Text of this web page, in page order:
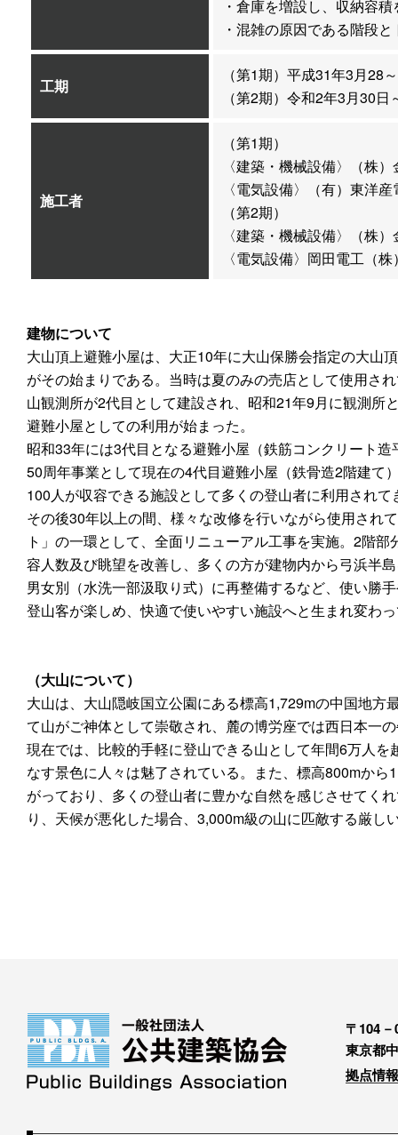
・倉庫を増設し、収納容
・混雑の原因である階段
工期
（第1期）平成31年3月28
（第2期）令和2年3月30
施工者
（第1期）
〈建築・機械設備〉（株
〈電気設備〉（有）東洋
（第2期）
〈建築・機械設備〉（株
〈電気設備〉岡田電工（
建物について
大山頂上避難小屋は、大正10年に大山保勝会指定の大山
がその始まりである。当時は夏のみの売店として使用さ
山観測所が2代目として建設され、昭和21年9月に観測所
避難小屋としての利用が始まった。
昭和33年には3代目となる避難小屋（鉄筋コンクリート
50周年事業として現在の4代目避難小屋（鉄骨造2階建て
100人が収容できる施設として多くの登山者に利用されて
その後30年以上の間、様々な改修を行いながら使用され
ト」の一環として、全面リニューアル工事を実施。2階
容人数及び眺望を改善し、多くの方が建物内から弓浜半
男女別（水洗一部汲取り式）に再整備するなど、使い勝
登山客が楽しめ、快適で使いやすい施設へと生まれ変わ
（大山について）
大山は、大山隠岐国立公園にある標高1,729mの中国地方
て山がご神体として崇敬され、麓の博労座では西日本一
現在では、比較的手軽に登山できる山として年間6万人
なす景色に人々は魅了されている。また、標高800mか
がっており、多くの登山者に豊かな自然を感じさせてく
り、天候が悪化した場合、3,000m級の山に匹敵する厳し
〒104－
東京都
拠点情